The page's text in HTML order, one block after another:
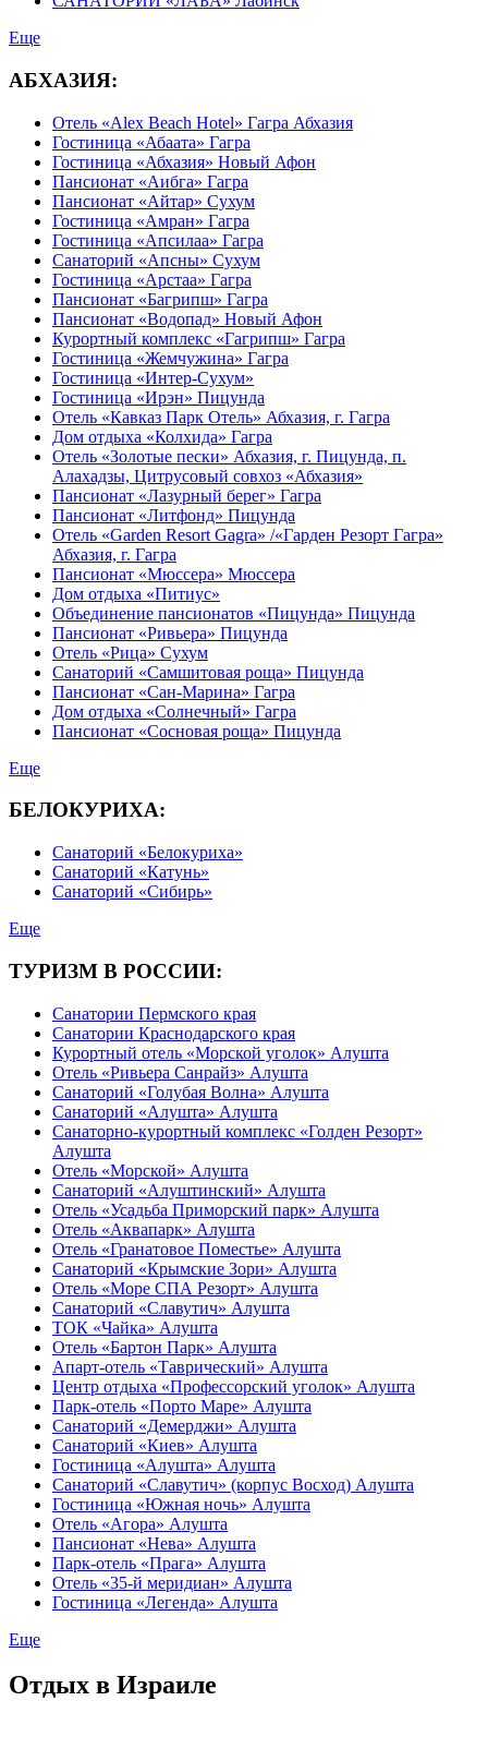
Еще
АБХАЗИЯ:
Отель «Alex Beach Hotel» Гагра Абхазия
Гостиница «Абаата» Гагра
Гостиница «Абхазия» Новый Афон
Пансионат «Аибга» Гагра
Пансионат «Айтар» Сухум
Гостиница «Амран» Гагра
Гостиница «Апсилаа» Гагра
Санаторий «Апсны» Сухум
Гостиница «Арстаа» Гагра
Пансионат «Багрипш» Гагра
Пансионат «Водопад» Новый Афон
Курортный комплекс «Гагрипш» Гагра
Гостиница «Жемчужина» Гагра
Гостиница «Интер-Сухум»
Гостиница «Ирэн» Пицунда
Отель «Кавказ Парк Отель» Абхазия, г. Гагра
Дом отдыха «Колхида» Гагра
Отель «Золотые пески» Абхазия, г. Пицунда, п.
Алахадзы, Цитрусовый совхоз «Абхазия»
Пансионат «Лазурный берег» Гагра
Пансионат «Литфонд» Пицунда
Отель «Garden Resort Gagra» /«Гарден Резорт Гагра»
Абхазия, г. Гагра
Пансионат «Мюссера» Мюссера
Дом отдыха «Питиус»
Объединение пансионатов «Пицунда» Пицунда
Пансионат «Ривьера» Пицунда
Отель «Рица» Сухум
Санаторий «Самшитовая роща» Пицунда
Пансионат «Сан-Марина» Гагра
Дом отдыха «Солнечный» Гагра
Пансионат «Сосновая роща» Пицунда
Еще
БЕЛОКУРИХА:
Санаторий «Белокуриха»
Санаторий «Катунь»
Санаторий «Сибирь»
Еще
ТУРИЗМ В РОССИИ:
Санатории Пермского края
Санатории Краснодарского края
Курортный отель «Морской уголок» Алушта
Отель «Ривьера Санрайз» Алушта
Санаторий «Голубая Волна» Алушта
Санаторий «Алушта» Алушта
Санаторно-курортный комплекс «Голден Резорт»
Алушта
Отель «Морской» Алушта
Санаторий «Алуштинский» Алушта
Отель «Усадьба Приморский парк» Алушта
Отель «Аквапарк» Алушта
Отель «Гранатовое Поместье» Алушта
Санаторий «Крымские Зори» Алушта
Отель «Море СПА Резорт» Алушта
Санаторий «Славутич» Алушта
ТОК «Чайка» Алушта
Отель «Бартон Парк» Алушта
Апарт-отель «Таврический» Алушта
Центр отдыха «Профессорский уголок» Алушта
Парк-отель «Порто Маре» Алушта
Санаторий «Демерджи» Алушта
Санаторий «Киев» Алушта
Гостиница «Алушта» Алушта
Санаторий «Славутич» (корпус Восход) Алушта
Гостиница «Южная ночь» Алушта
Отель «Агора» Алушта
Пансионат «Нева» Алушта
Парк-отель «Прага» Алушта
Отель «35-й меридиан» Алушта
Гостиница «Легенда» Алушта
Еще
Отдых в Израиле